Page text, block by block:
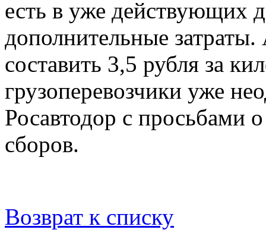
есть в уже действующих
дополнительные
составить 3,5 рубля за
грузоперевозчики уже
Росавтодор с просьбами
сборов.
Возврат к списку